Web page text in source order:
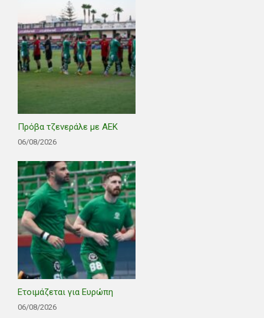
Πρόβα τζενεράλε με ΑΕΚ
06/08/2026
Ετοιμάζεται για Ευρώπη
06/08/2026